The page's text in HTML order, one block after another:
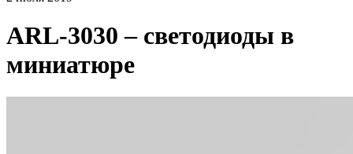
ARL-3030 – светодиоды в
миниатюре